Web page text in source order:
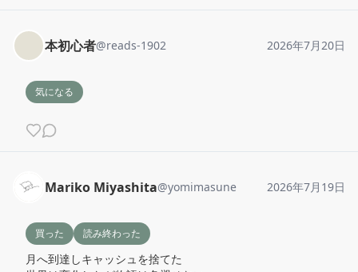
本初心者@reads-1902 2026年7月20日
気になる
Mariko Miyashita@yomimasune 2026年7月19日
買った 読み終わった
月へ到達しキャッシュを捨てた